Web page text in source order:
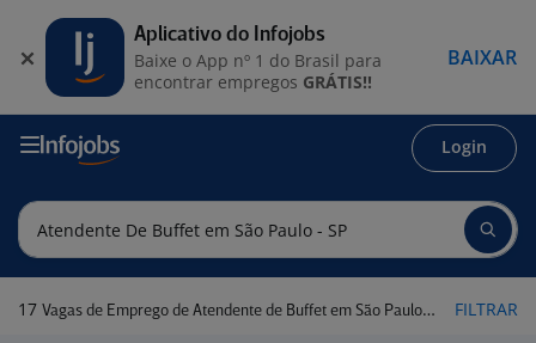
Login
17 Vagas de Emprego de Atendente de Buffet em São Paulo - SP FILTRAR
Aplicativo do Infojobs
Baixe o App nº 1 do Brasil para
encontrar empregos GRÁTIS!!
BAIXAR